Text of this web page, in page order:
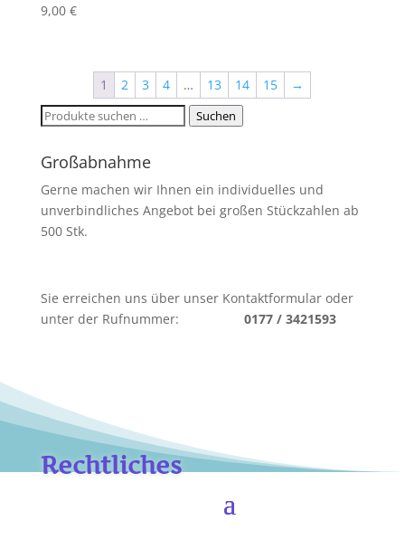
9,00 €
1 2 3 4 … 13 14 15
→
Suchen
Suchen
Großabnahme
Gerne machen wir Ihnen ein individuelles und
unverbindliches Angebot bei großen Stückzahlen ab
500 Stk.
Sie erreichen uns über unser Kontaktformular oder
unter der Rufnummer: 0177 / 3421593
Rechtliches